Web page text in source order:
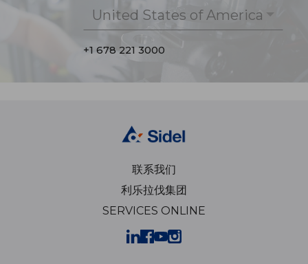
United States of America
+1 678 221 3000
联系我们
利乐拉伐集团
SERVICES ONLINE